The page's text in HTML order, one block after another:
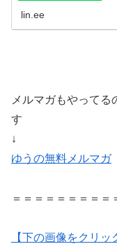
lin.ee
メルマガもやってる
す
↓
ゆうの無料メルマガ
＝＝＝＝＝＝＝＝＝
【下の画像をクリッ